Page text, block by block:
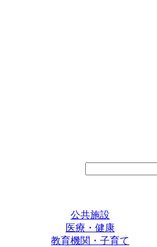
公共施設
医療・健康
教育機関・子育て